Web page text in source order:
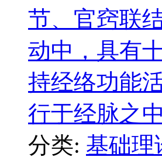
节、官窍联
动中，具有
持经络功能
行于经脉之
分类: 基础理